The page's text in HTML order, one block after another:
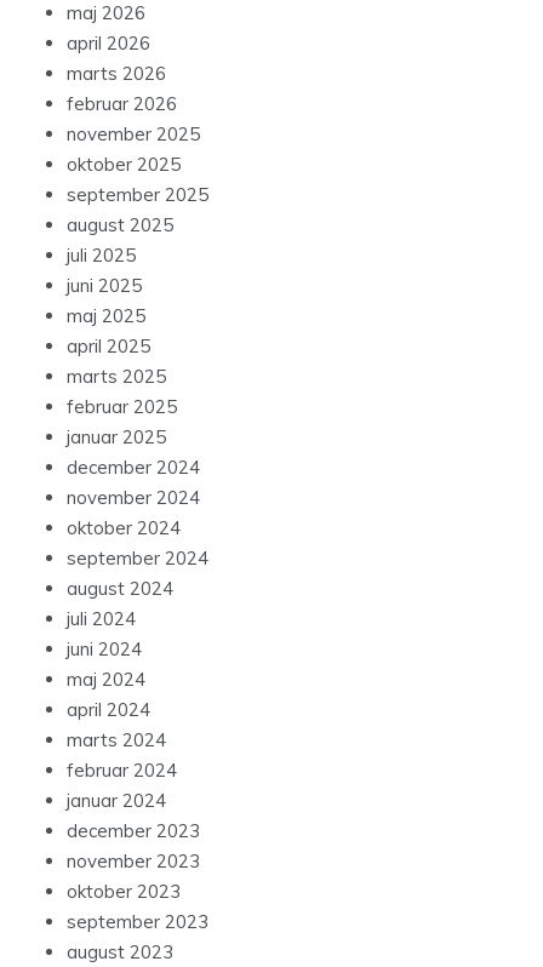
maj 2026
april 2026
marts 2026
februar 2026
november 2025
oktober 2025
september 2025
august 2025
juli 2025
juni 2025
maj 2025
april 2025
marts 2025
februar 2025
januar 2025
december 2024
november 2024
oktober 2024
september 2024
august 2024
juli 2024
juni 2024
maj 2024
april 2024
marts 2024
februar 2024
januar 2024
december 2023
november 2023
oktober 2023
september 2023
august 2023